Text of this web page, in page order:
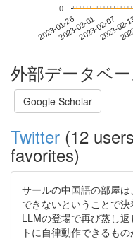
2023-01-262023-02-012023-02-07
2023-
0
外部データベ
Google Scholar
Twitter (12
favorites)
サールの中国語の部屋
できないということで決
LLMの登場で再び蒸し
トに自律動作できるも